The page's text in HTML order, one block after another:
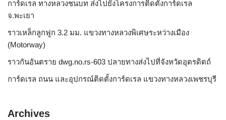
การ์ดเรล ทางหลวงชนบท ส่งไปยังโครงการติดตั้งการ์ดเรล
จ.พะเยา
ราวเหล็กลูกฟูก 3.2 มม. แขวงทางหลวงพิเศษระหว่างเมือง
(Motorway)
ราวกันอันตราย dwg.no.rs-603 ปลายทางส่งไปที่จังหวัดอุตรดิตถ์
การ์ดเรล ถนน และอุปกรณ์ติดตั้งการ์ดเรล แขวงทางหลวงเพชรบุรี
Archives